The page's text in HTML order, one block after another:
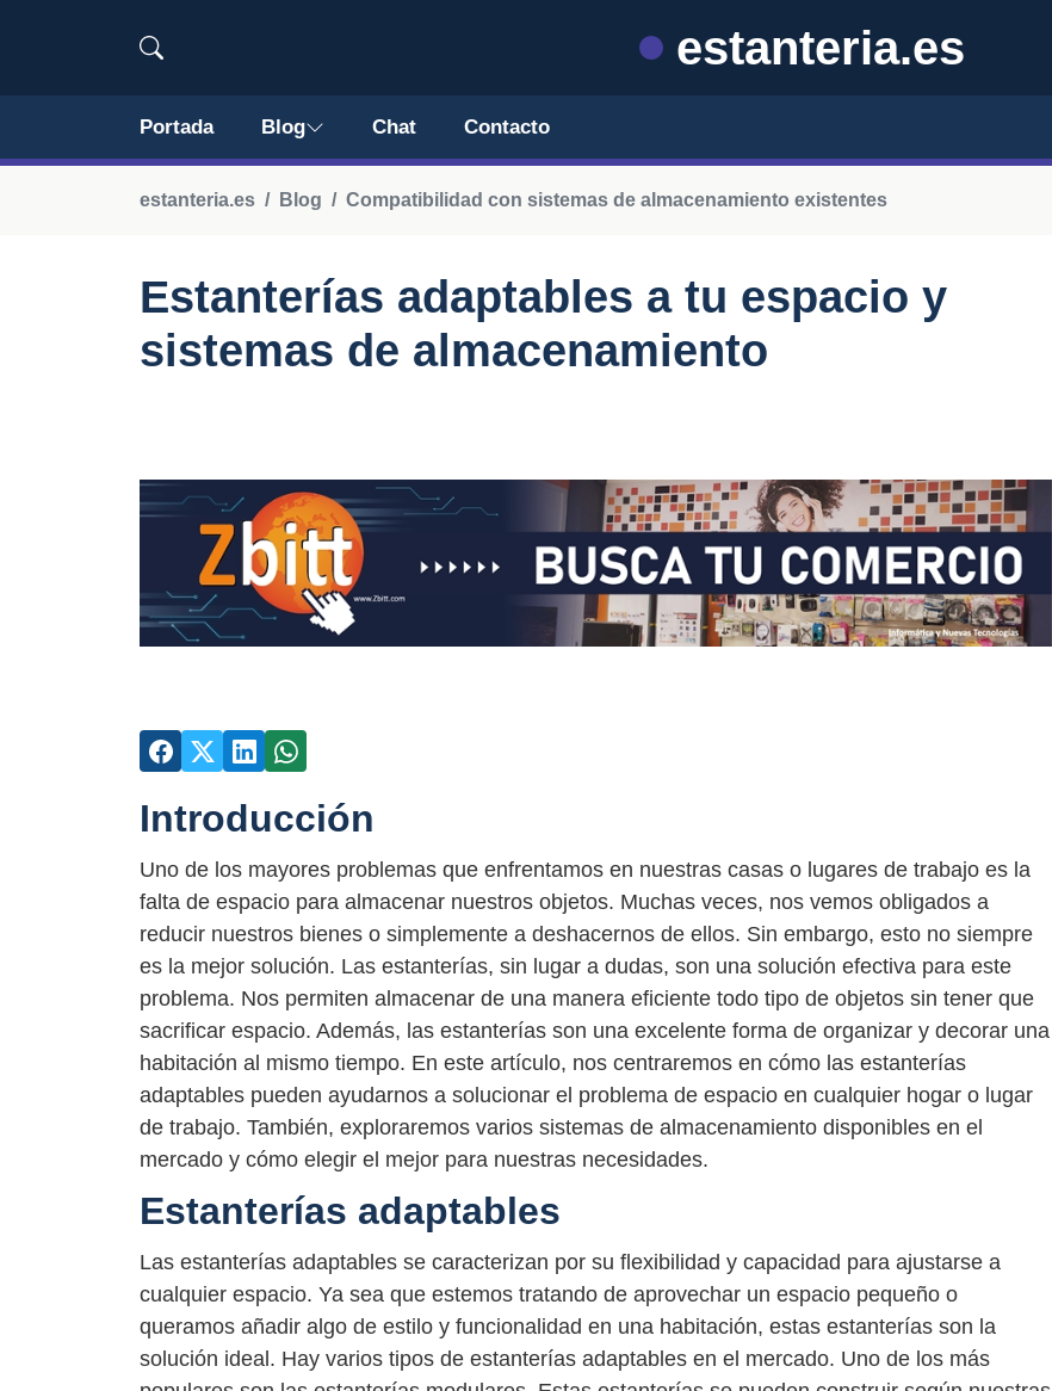
estanteria.es
Portada Blog Chat Contacto
estanteria.es Blog Compatibilidad con sistemas de almacenamiento existentes
Estanterías adaptables a tu espacio y
sistemas de almacenamiento
Introducción
Uno de los mayores problemas que enfrentamos en nuestras casas o lugares de trabajo es la
falta de espacio para almacenar nuestros objetos. Muchas veces, nos vemos obligados a
reducir nuestros bienes o simplemente a deshacernos de ellos. Sin embargo, esto no siempre
es la mejor solución. Las estanterías, sin lugar a dudas, son una solución efectiva para este
problema. Nos permiten almacenar de una manera eficiente todo tipo de objetos sin tener que
sacrificar espacio. Además, las estanterías son una excelente forma de organizar y decorar una
habitación al mismo tiempo. En este artículo, nos centraremos en cómo las estanterías
adaptables pueden ayudarnos a solucionar el problema de espacio en cualquier hogar o lugar
de trabajo. También, exploraremos varios sistemas de almacenamiento disponibles en el
mercado y cómo elegir el mejor para nuestras necesidades.
Estanterías adaptables
Las estanterías adaptables se caracterizan por su flexibilidad y capacidad para ajustarse a
cualquier espacio. Ya sea que estemos tratando de aprovechar un espacio pequeño o
queramos añadir algo de estilo y funcionalidad en una habitación, estas estanterías son la
solución ideal. Hay varios tipos de estanterías adaptables en el mercado. Uno de los más